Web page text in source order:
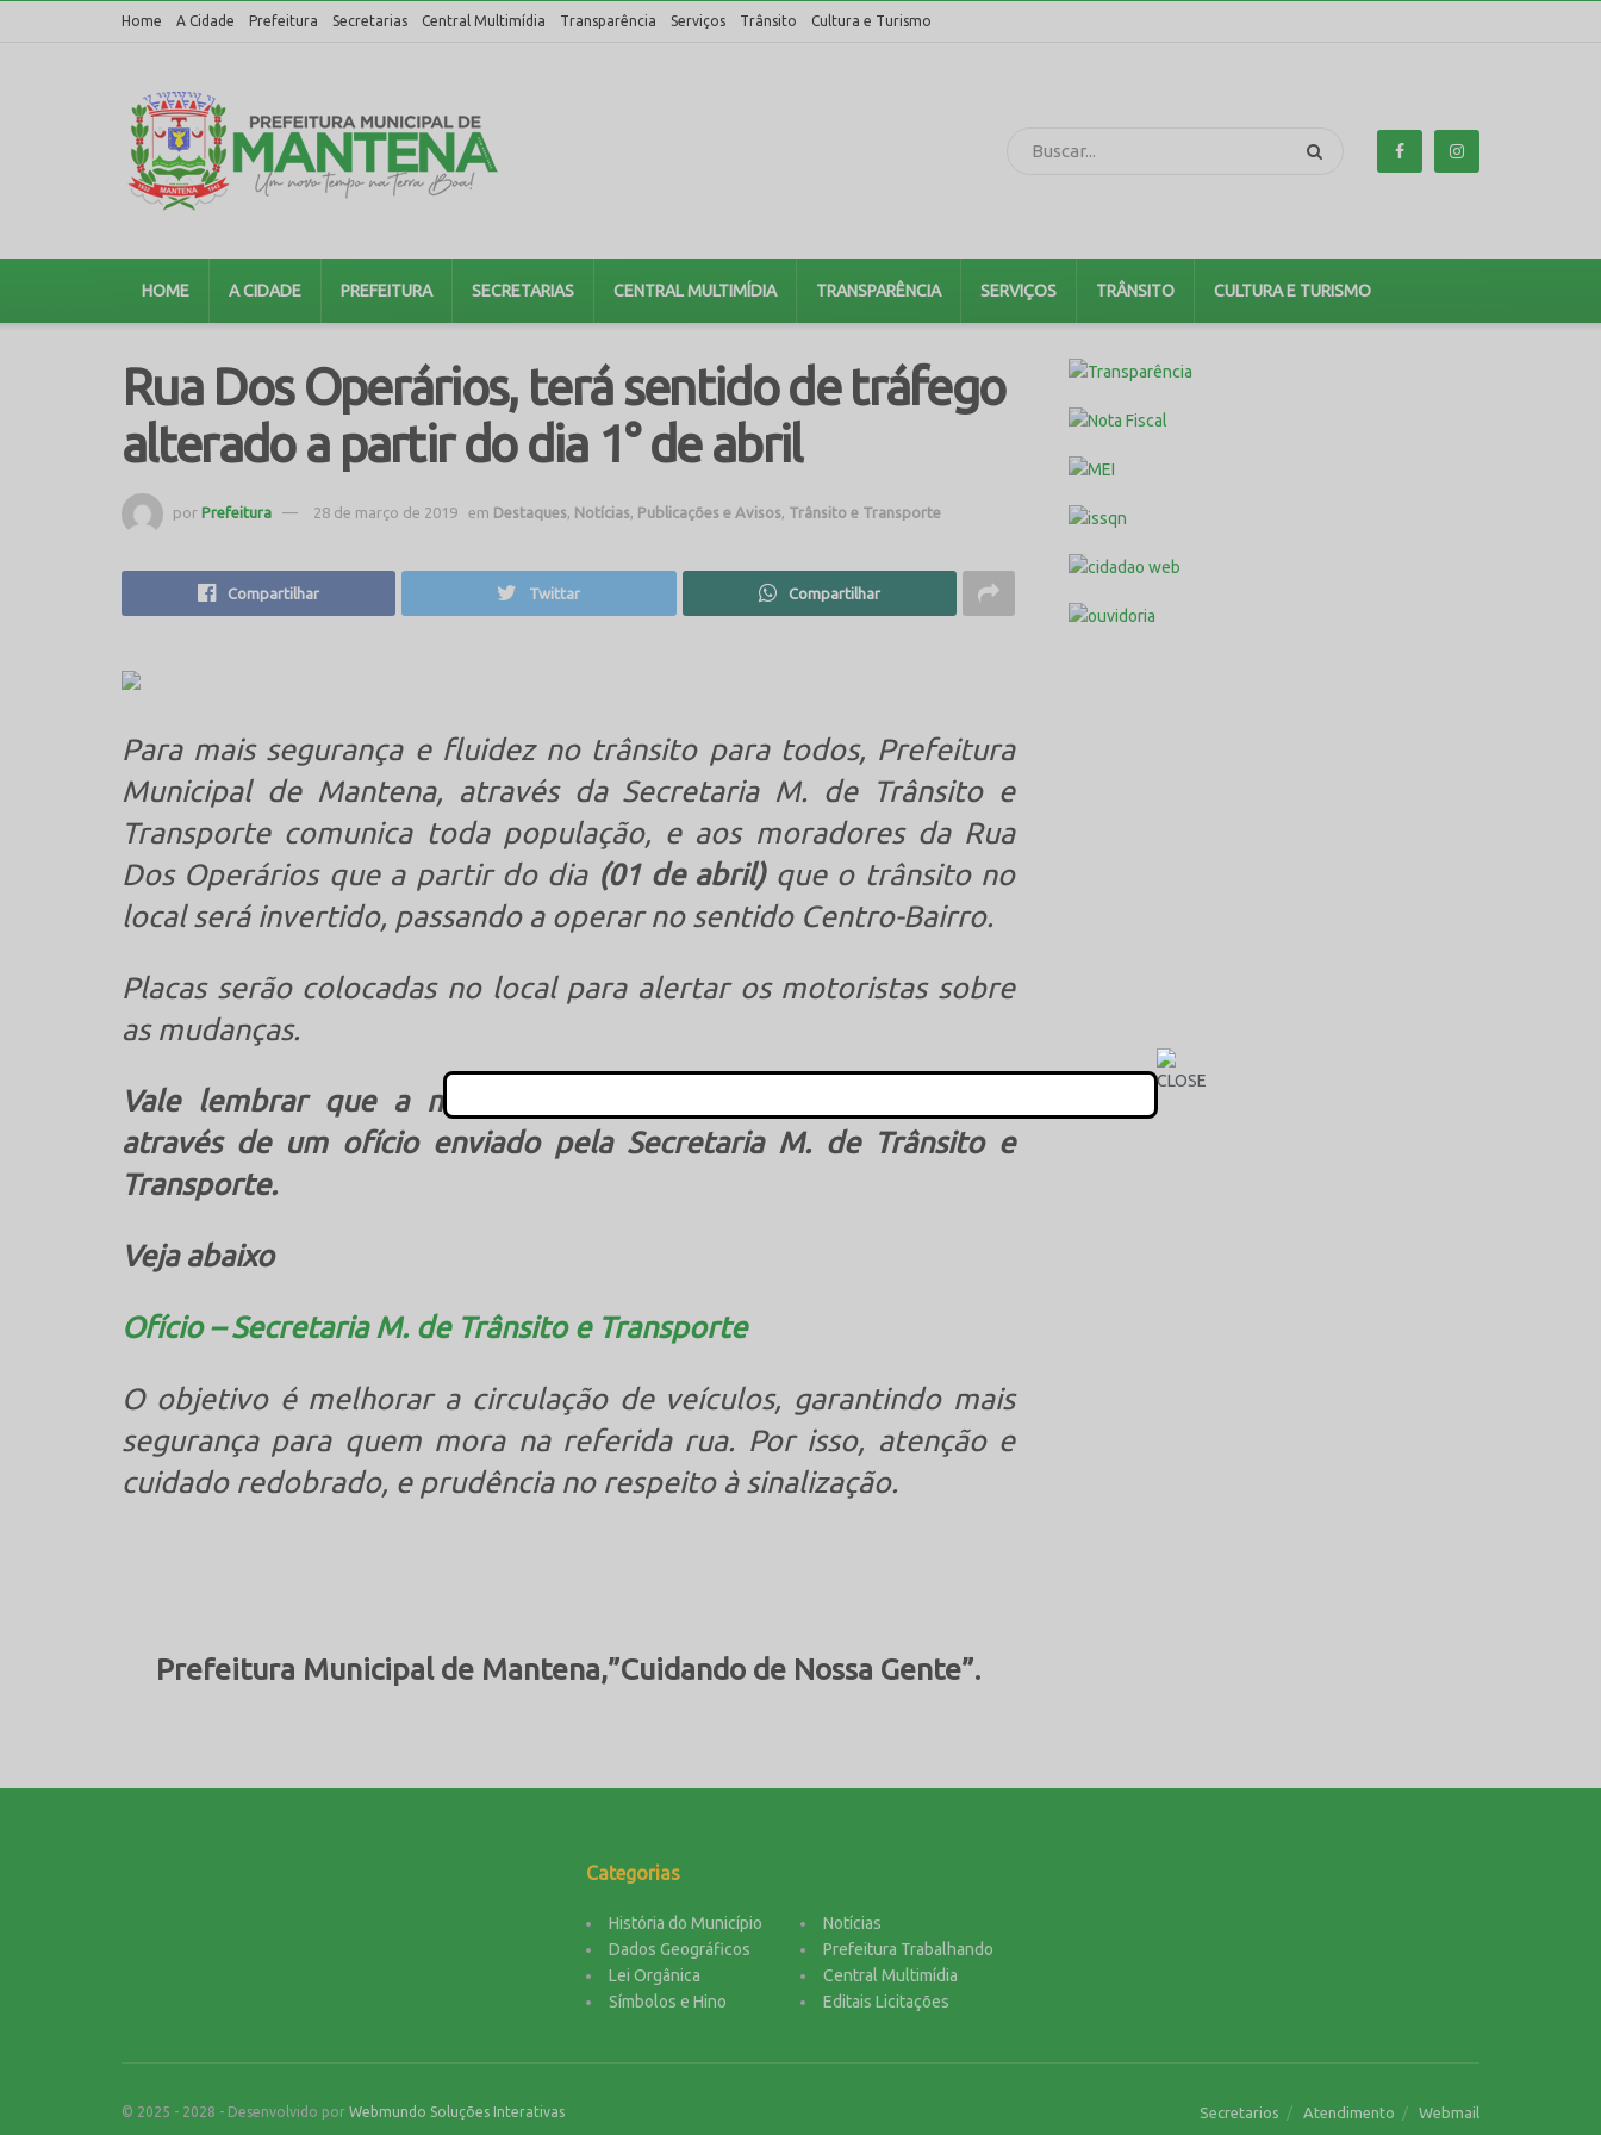
Home A Cidade Prefeitura Secretarias Central Multimídia Transparência Serviços Trânsito Cultura e Turismo
HOME A CIDADE PREFEITURA SECRETARIAS CENTRAL MULTIMÍDIA TRANSPARÊNCIA SERVIÇOS TRÂNSITO CULTURA E TURISMO
Rua Dos Operários, terá sentido de tráfego
alterado a partir do dia 1° de abril
por Prefeitura 28 de março de 2019 em Destaques Notícias Publicações e Avisos Trânsito e Transporte
Compartilhar Twittar Compartilhar
Para mais segurança e fluidez no trânsito para todos, Prefeitura
Municipal de Mantena, através da Secretaria M. de Trânsito e
Transporte comunica toda população, e aos moradores da Rua
Dos Operários que a partir do dia (01 de abril)que o trânsito no
local será invertido, passando a operar no sentido Centro-Bairro.
Placas serão colocadas no local para alertar os motoristas sobre
as mudanças.
Vale lembrar que a mudança foi comunicada aos moradores
através de um ofício enviado pela Secretaria M. de Trânsito e
Transporte.
Veja abaixo
Ofício – Secretaria M. de Trânsito e Transporte
O objetivo é melhorar a circulação de veículos, garantindo mais
segurança para quem mora na referida rua. Por isso, atenção e
cuidado redobrado, e prudência no respeito à sinalização.
Prefeitura Municipal de Mantena,”Cuidando de Nossa Gente”.
Categorias
História do Município
Dados Geográficos
Lei Orgânica
Símbolos e Hino
Notícias
Prefeitura Trabalhando
Central Multimídia
Editais Licitações
Secretarios Atendimento Webmail
© 2025 - 2028 - Desenvolvido por Webmundo Soluções Interativas
This popup will close in:15